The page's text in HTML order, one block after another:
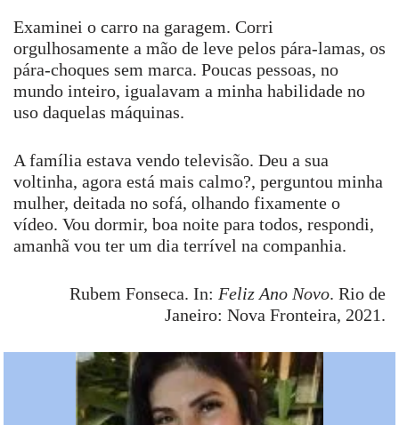
Examinei o carro na garagem. Corri
orgulhosamente a mão de leve pelos pára-lamas, os
pára-choques sem marca. Poucas pessoas, no
mundo inteiro, igualavam a minha habilidade no
uso daquelas máquinas.
A família estava vendo televisão. Deu a sua
voltinha, agora está mais calmo?, perguntou minha
mulher, deitada no sofá, olhando fixamente o
vídeo. Vou dormir, boa noite para todos, respondi,
amanhã vou ter um dia terrível na companhia.
Rubem Fonseca. In: Feliz Ano Novo. Rio de
Janeiro: Nova Fronteira, 2021.